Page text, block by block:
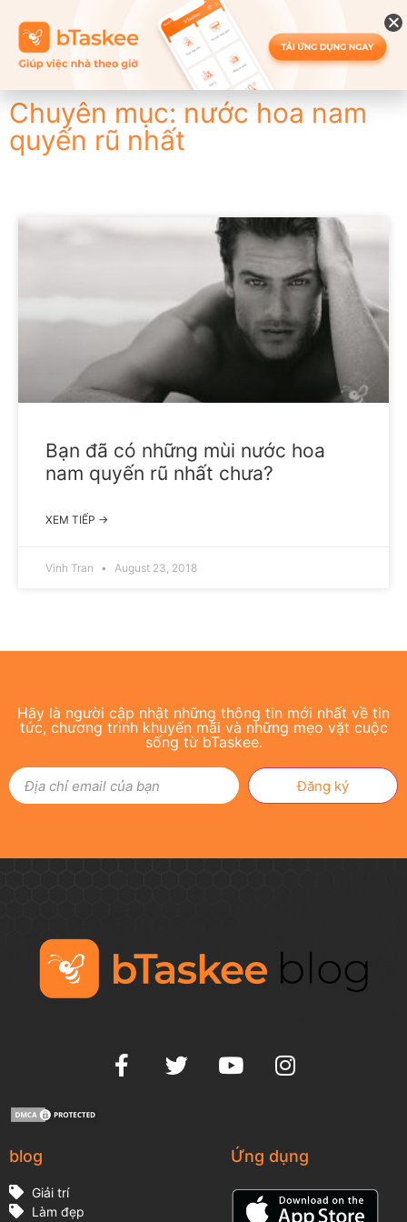
Chuyên mục: nước hoa nam
quyến rũ nhất
Bạn đã có những mùi nước hoa
nam quyến rũ nhất chưa?
XEM TIẾP →
Vinh Tran August 23, 2018
Hãy là người cập nhật những thông tin mới nhất về tin
tức, chương trình khuyến mãi và những mẹo vặt cuộc
sống từ bTaskee.
Đăng ký
blog
Giải trí
Làm đẹp
Ứng dụng